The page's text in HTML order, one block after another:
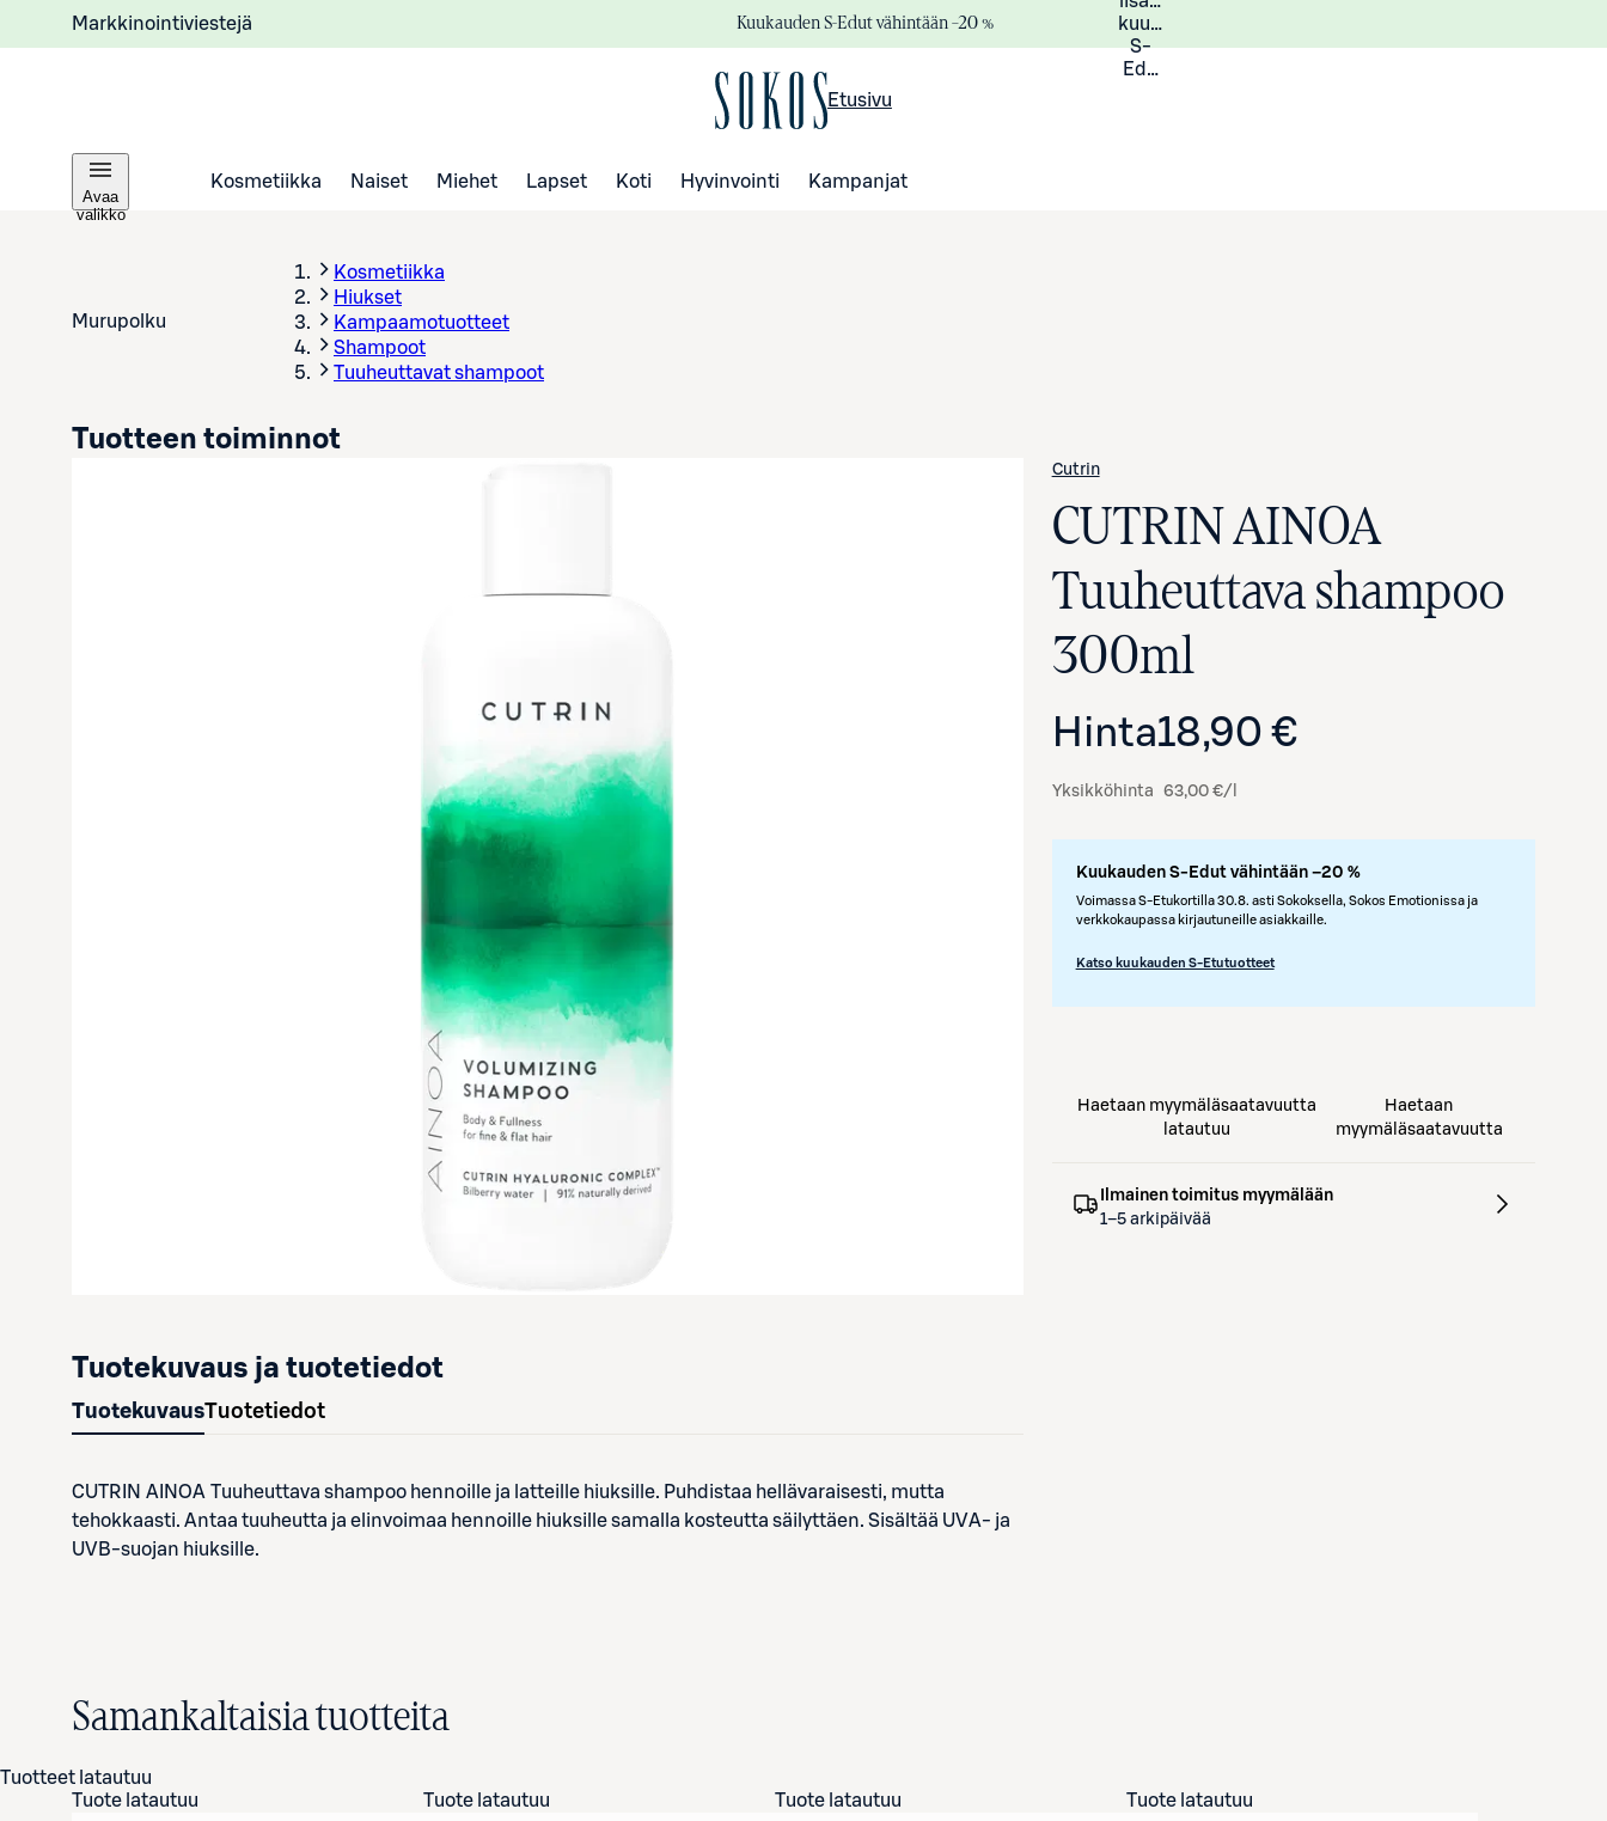
Markkinointiviestejä Kuukauden S-Edut vähintään –20 %
kuukauden
S-
Eduista
Etusivu
Avaa
valikko
Kosmetiikka Naiset Miehet Lapset Koti Hyvinvointi Kampanjat
Murupolku
Kosmetiikka
Hiukset
Kampaamotuotteet
Shampoot
Tuuheuttavat shampoot
Cutrin
CUTRIN AINOA
Tuuheuttava shampoo
300ml
Hinta18,90 €
Yksikköhinta 63,00 €/l
Kuukauden S-Edut vähintään –20 %
Voimassa S-Etukortilla 30.8. asti Sokoksella, Sokos Emotionissa ja
verkkokaupassa kirjautuneille asiakkaille.
Katso kuukauden S-Etutuotteet
Tuotteen toiminnot
Haetaan myymäläsaatavuutta
latautuu
Haetaan
myymäläsaatavuutta
Ilmainen toimitus myymälään
1–5 arkipäivää
Tuotekuvaus ja tuotetiedot
TuotekuvausTuotetiedot
CUTRIN AINOA Tuuheuttava shampoo hennoille ja latteille hiuksille. Puhdistaa hellävaraisesti, mutta
tehokkaasti. Antaa tuuheutta ja elinvoimaa hennoille hiuksille samalla kosteutta säilyttäen. Sisältää UVA- ja
UVB-suojan hiuksille.
Samankaltaisia tuotteita
Tuotteet latautuu
Tuote latautuu
Tuote latautuu Tuote latautuu Tuote latautuu